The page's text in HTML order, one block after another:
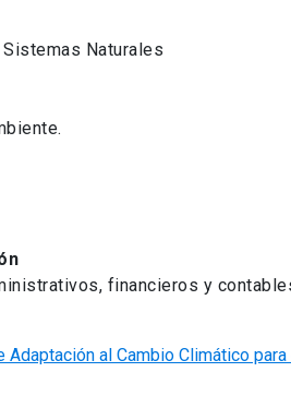
Naturales
financieros y
Adaptación al Cambio Climático